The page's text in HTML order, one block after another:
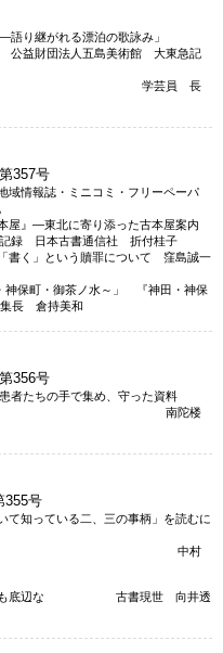
語り継がれる漂泊の歌詠み」
島美術館 大東急記
員 長
357号
域情報誌・ミニコミ・フリーペーパ
屋』―東北に寄り添った古本屋案内
記録 日本古書通信社 折付桂子
書く」という贖罪について 窪島誠一
神保町・御茶ノ水～」 『神田・神保
集長 倉持美和
356号
者たちの手で集め、守った資料
楼
号
て知っている二、三の事柄」を読むに
村
にも底辺な 古書現世 向井透